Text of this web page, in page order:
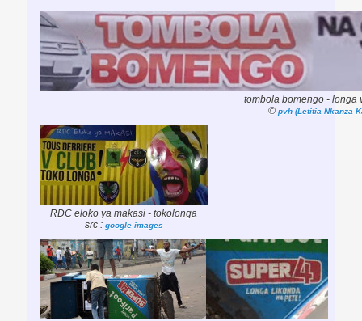
tombola bomengo - longa
© pvh (Letitia Nkanza
RDC eloko ya makasi - tokolonga
src : google images